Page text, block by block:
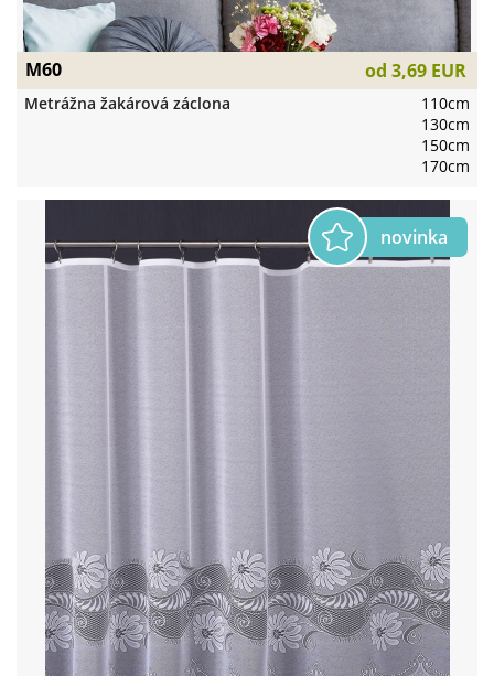
M60 od 3,69 EUR
Metrážna žakárová záclona
110cm
130cm
150cm
170cm